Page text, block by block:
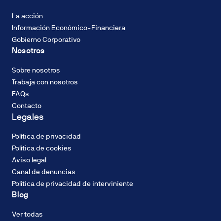
TIN,
con
sistema
francés
de
cuotas
constantes.
tipo
de
interés
podrá
ser
fijo
variable
ENERGÉTICA
Consumo de
energía: A
CALIFICACIÓN
ENERGÉTICA
Emisiones
(CO2): A
La acción
Información Económico-Financiera
Gobierno Corporativo
Nosotros
Sobre nosotros
Trabaja con nosotros
FAQs
Contacto
Legales
Política de privacidad
Política de cookies
Aviso legal
Canal de denuncias
Política de privacidad de interviniente
Blog
Ver todas